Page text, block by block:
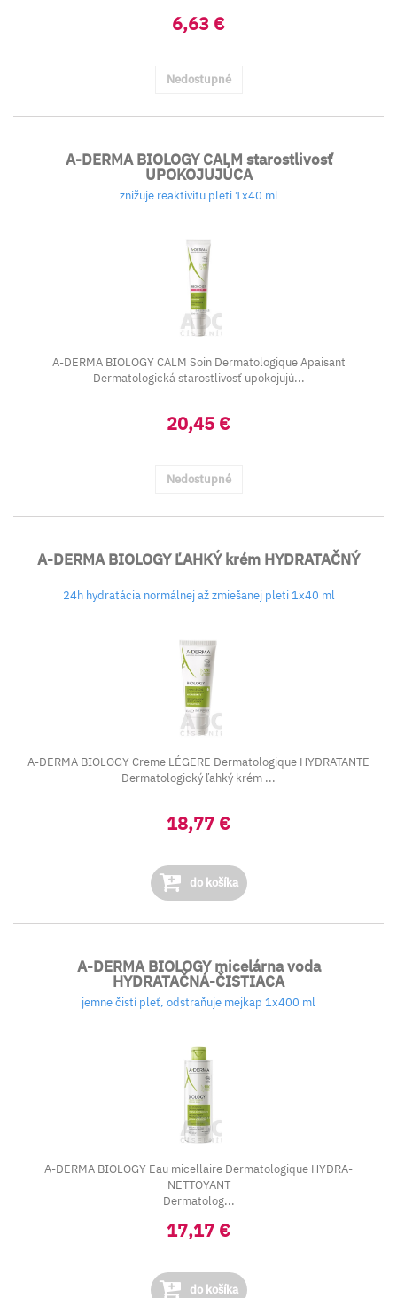
6,63 €
Nedostupné
A-DERMA BIOLOGY CALM starostlivosť
UPOKOJUJÚCA
znižuje reaktivitu pleti 1x40 ml
A-DERMA BIOLOGY CALM Soin Dermatologique Apaisant
Dermatologická starostlivosť upokojujú...
20,45 €
Nedostupné
A-DERMA BIOLOGY ĽAHKÝ krém HYDRATAČNÝ
24h hydratácia normálnej až zmiešanej pleti 1x40 ml
A-DERMA BIOLOGY Creme LÉGERE Dermatologique HYDRATANTE
Dermatologický ľahký krém ...
18,77 €
do košíka
A-DERMA BIOLOGY micelárna voda
HYDRATAČNÁ-ČISTIACA
jemne čistí pleť, odstraňuje mejkap 1x400 ml
A-DERMA BIOLOGY Eau micellaire Dermatologique HYDRA-
NETTOYANT
Dermatolog...
17,17 €
do košíka